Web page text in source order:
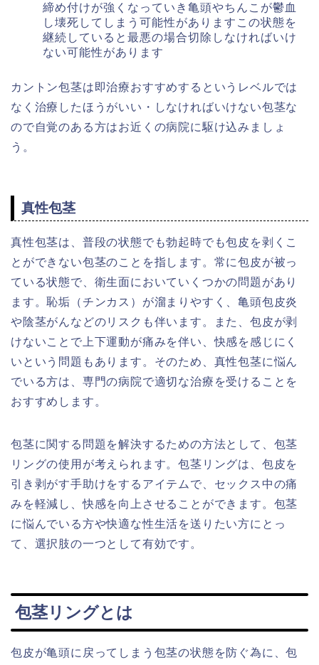
締め付けが強くなっていき亀頭やちんこが鬱血
し壊死してしまう可能性がありますこの状態を
継続していると最悪の場合切除しなければいけ
ない可能性があります
カントン包茎は即治療おすすめするというレベルでは
なく治療したほうがいい・しなければいけない包茎な
ので自覚のある方はお近くの病院に駆け込みましょ
う。
真性包茎
真性包茎は、普段の状態でも勃起時でも包皮を剥くこ
とができない包茎のことを指します。常に包皮が被っ
ている状態で、衛生面においていくつかの問題があり
ます。恥垢（チンカス）が溜まりやすく、亀頭包皮炎
や陰茎がんなどのリスクも伴います。また、包皮が剥
けないことで上下運動が痛みを伴い、快感を感じにく
いという問題もあります。そのため、真性包茎に悩ん
でいる方は、専門の病院で適切な治療を受けることを
おすすめします。
包茎に関する問題を解決するための方法として、包茎
リングの使用が考えられます。包茎リングは、包皮を
引き剥がす手助けをするアイテムで、セックス中の痛
みを軽減し、快感を向上させることができます。包茎
に悩んでいる方や快適な性生活を送りたい方にとっ
て、選択肢の一つとして有効です。
包茎リングとは
包皮が亀頭に戻ってしまう包茎の状態を防ぐ為に、包